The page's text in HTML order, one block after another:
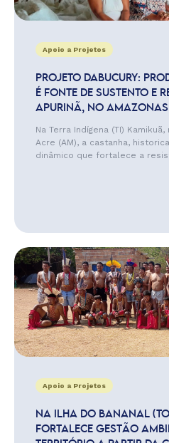
Apoio a Projetos
PROJETO DABUCURY:
É FONTE DE SUSTENTO E
APURINÃ, NO AMAZONAS
Na Terra Indígena (TI)
Acre (AM), a castanha,
dinâmico que fortalece a
Apoio a Projetos
NA ILHA DO BANANAL
FORTALECE GESTÃO